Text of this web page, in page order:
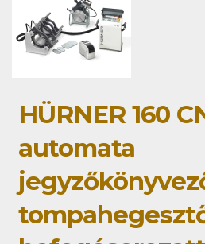
HÜRNER 160
automata